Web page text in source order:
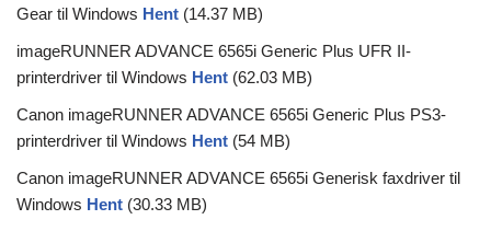
Gear til Windows Hent (14.37 MB)
imageRUNNER ADVANCE 6565i Generic Plus UFR II-
printerdriver til Windows Hent (62.03 MB)
Canon imageRUNNER ADVANCE 6565i Generic Plus PS3-
printerdriver til Windows Hent (54 MB)
Canon imageRUNNER ADVANCE 6565i Generisk faxdriver til
Windows Hent (30.33 MB)